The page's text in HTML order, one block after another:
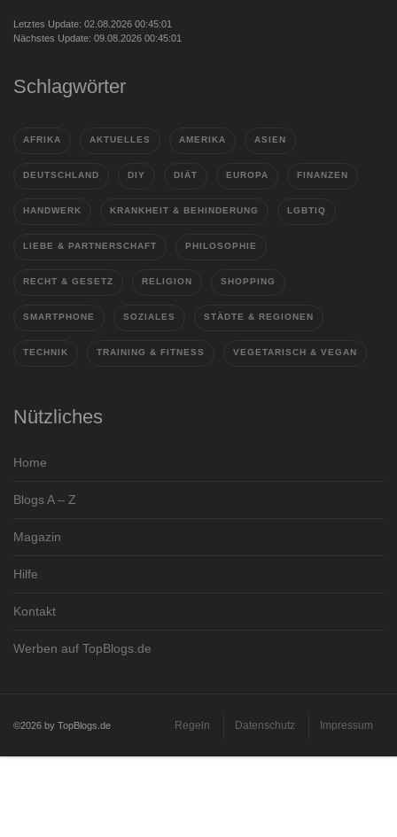
Letztes Update: 02.08.2026 00:45:01
Nächstes Update: 09.08.2026 00:45:01
Schlagwörter
AFRIKA AKTUELLES AMERIKA ASIEN
DEUTSCHLAND DIY DIÄT EUROPA FINANZEN
HANDWERK KRANKHEIT & BEHINDERUNG LGBTIQ
LIEBE & PARTNERSCHAFT PHILOSOPHIE
RECHT & GESETZ RELIGION SHOPPING
SMARTPHONE SOZIALES STÄDTE & REGIONEN
TECHNIK TRAINING & FITNESS VEGETARISCH & VEGAN
Nützliches
Home
Blogs A – Z
Magazin
Hilfe
Kontakt
Werben auf TopBlogs.de
©2026 by TopBlogs.de Regeln Datenschutz Impressum